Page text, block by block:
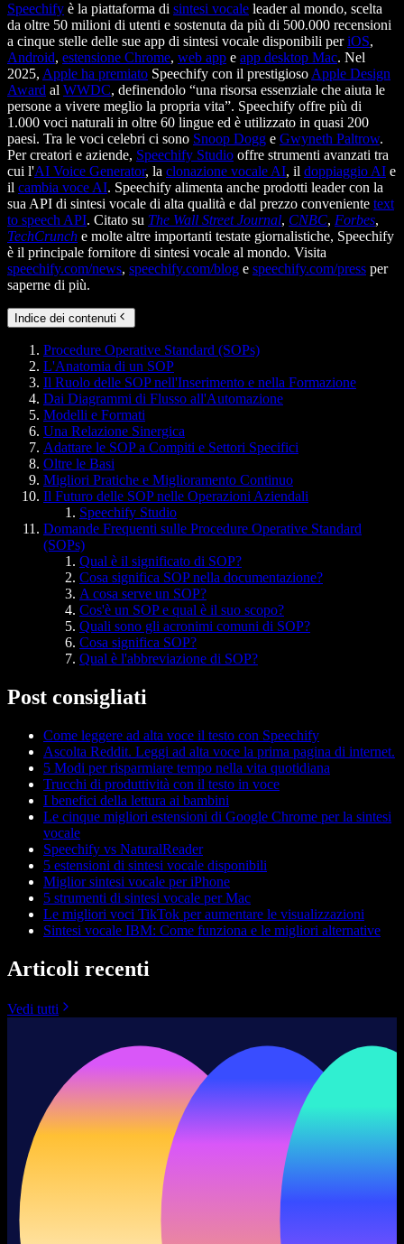
Speechify è la piattaforma di sintesi vocale leader al mondo, scelta
da oltre 50 milioni di utenti e sostenuta da più di 500.000 recensioni
a cinque stelle delle sue app di sintesi vocale disponibili periOS,
Android, estensione Chrome, web app e app desktop Mac. Nel
2025, Apple ha premiato Speechify con il prestigioso Apple Design
Award al WWDC, definendolo “una risorsa essenziale che aiuta le
persone a vivere meglio la propria vita”. Speechify offre più di
1.000 voci naturali in oltre 60 lingue ed è utilizzato in quasi 200
paesi. Tra le voci celebri ci sono Snoop Dogg e Gwyneth Paltrow.
Per creatori e aziende, Speechify Studio offre strumenti avanzati tra
cui l'AI Voice Generator, la clonazione vocale AI, il doppiaggio AI e
il cambia voce AI. Speechify alimenta anche prodotti leader con la
sua API di sintesi vocale di alta qualità e dal prezzo conveniente text
to speech API. Citato su The Wall Street Journal, CNBC, Forbes,
TechCrunch e molte altre importanti testate giornalistiche, Speechify
è il principale fornitore di sintesi vocale al mondo. Visita
speechify.com/news, speechify.com/blog e speechify.com/press per
saperne di più.
Indice dei contenuti
Procedure Operative Standard (SOPs)
L'Anatomia di un SOP
Il Ruolo delle SOP nell'Inserimento e nella Formazione
Dai Diagrammi di Flusso all'Automazione
Modelli e Formati
Una Relazione Sinergica
Adattare le SOP a Compiti e Settori Specifici
Oltre le Basi
Migliori Pratiche e Miglioramento Continuo
Il Futuro delle SOP nelle Operazioni Aziendali
Speechify Studio
Domande Frequenti sulle Procedure Operative Standard
(SOPs)
Qual è il significato di SOP?
Cosa significa SOP nella documentazione?
A cosa serve un SOP?
Cos'è un SOP e qual è il suo scopo?
Quali sono gli acronimi comuni di SOP?
Cosa significa SOP?
Qual è l'abbreviazione di SOP?
Post consigliati
Come leggere ad alta voce il testo con Speechify
Ascolta Reddit. Leggi ad alta voce la prima pagina di internet.
5 Modi per risparmiare tempo nella vita quotidiana
Trucchi di produttività con il testo in voce
I benefici della lettura ai bambini
Le cinque migliori estensioni di Google Chrome per la sintesi
vocale
Speechify vs NaturalReader
5 estensioni di sintesi vocale disponibili
Miglior sintesi vocale per iPhone
5 strumenti di sintesi vocale per Mac
Le migliori voci TikTok per aumentare le visualizzazioni
Sintesi vocale IBM: Come funziona e le migliori alternative
Articoli recenti
Vedi tutti